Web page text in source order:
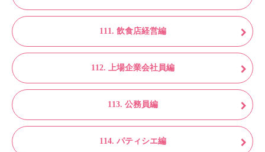
111. 飲食店経営編
112. 上場企業会社員編
113. 公務員編
114. パティシエ編